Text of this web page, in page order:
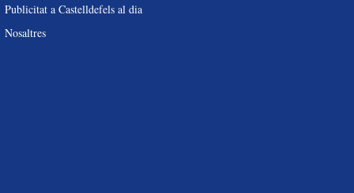
Publicitat a Castelldefels al dia
Nosaltres